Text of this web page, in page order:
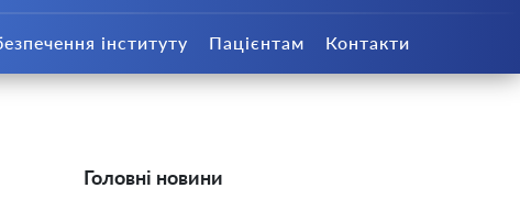
інституту Пацієнтам Контакти
Головні новини